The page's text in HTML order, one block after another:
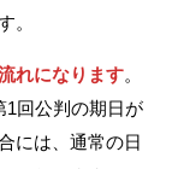
。
れになります。
1回公判の期日が
には、通常の日